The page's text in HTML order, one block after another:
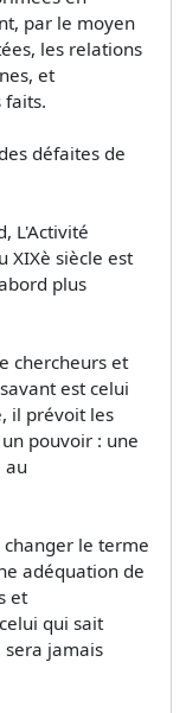
par le moyen
les relations
et
défaites de
L'Activité
XIXè siècle est
plus
chercheurs et
est celui
il prévoit les
pouvoir : une
au
changer le terme
adéquation de
et
qui sait
sera jamais